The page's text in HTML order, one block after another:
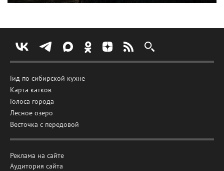
Гид по сибирской кухне
Карта катков
Голоса города
Лесное озеро
Весточка с передовой
Реклама на сайте
Аудитория сайта